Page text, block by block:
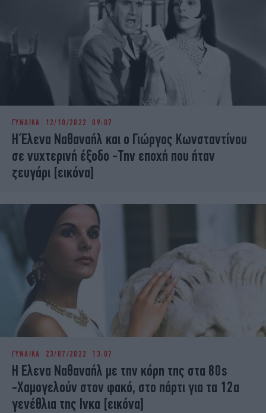
ΓΥΝΑΙΚΑ 12/10/2022 09:07
Η Έλενα Ναθαναήλ και ο Γιώργος Κωνσταντίνου
σε νυχτερινή έξοδο -Την εποχή που ήταν
ζευγάρι [εικόνα]
ΓΥΝΑΙΚΑ 23/07/2022 13:07
Η Ελενα Ναθαναήλ με την κόρη της στα 80s
-Χαμογελούν στον φακό, στο πάρτι για τα 12α
γενέθλια της Ινκα [εικόνα]